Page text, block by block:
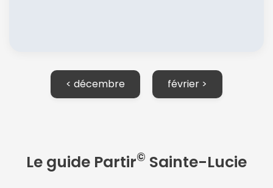
< décembre février >
Le guide Partir© Sainte-Lucie